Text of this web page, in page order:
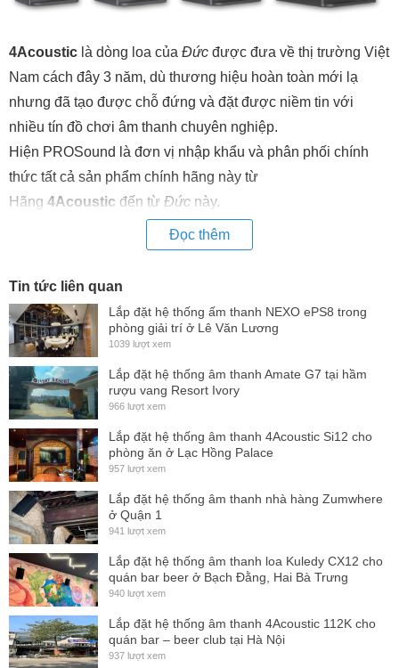
4Acoustic là dòng loa của Đức được đưa về thị trường Việt
Nam cách đây 3 năm, dù thương hiệu hoàn toàn mới lạ
nhưng đã tạo được chỗ đứng và đặt được niềm tin với
nhiều tín đồ chơi âm thanh chuyên nghiệp.
Hiện PROSound là đơn vị nhập khẩu và phân phối chính
thức tất cả sản phẩm chính hãng này từ
Hãng 4Acoustic đến từ Đức này.
, hãng có nhiều thiết kế mới nâng cấp chất
cho nghe nhạc, bar, hệ thống karaoke vũ trường và hội
trường sân khấu.
Các loa của PCS-Qseri được nâng cấp với củ loa cao cấp
cho ra chất âm được nâng cao và chi tiết hơn. PCS-Qseri
được thực hiện ở cả 2 chiều là chủ động và bị động với
amply Class – D mạnh mẽ. Điều đặc biệt của dòng thương
hiệu này là hãng sử dụng100%các thiết bị độc quyền mà
các dòng thương hiệu khác không thể sánh kịp.
Đọc thêm
Tin tức liên quan
Lắp đặt hệ thống ấm thanh NEXO ePS8 trong
phòng giải trí ở Lê Văn Lương
1039 lượt xem
Lắp đặt hệ thống âm thanh Amate G7 tại hầm
rượu vang Resort Ivory
966 lượt xem
Lắp đặt hệ thống âm thanh 4Acoustic Si12 cho
phòng ăn ở Lạc Hồng Palace
957 lượt xem
Lắp đặt hệ thống âm thanh nhà hàng Zumwhere
ở Quận 1
941 lượt xem
Lắp đặt hệ thống âm thanh loa Kuledy CX12 cho
quán bar beer ở Bạch Đằng, Hai Bà Trưng
940 lượt xem
Lắp đặt hệ thống âm thanh 4Acoustic 112K cho
quán bar – beer club tại Hà Nội
937 lượt xem